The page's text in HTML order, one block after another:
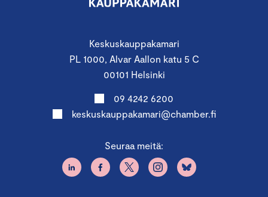
Keskuskauppakamari
PL 1000, Alvar Aallon katu 5 C
00101 Helsinki
09 4242 6200
keskuskauppakamari@chamber.fi
Seuraa meitä: